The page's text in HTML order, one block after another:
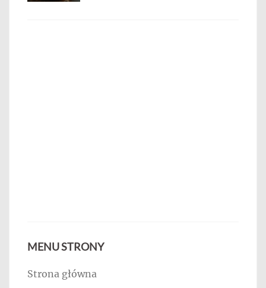
MENU STRONY
Strona główna